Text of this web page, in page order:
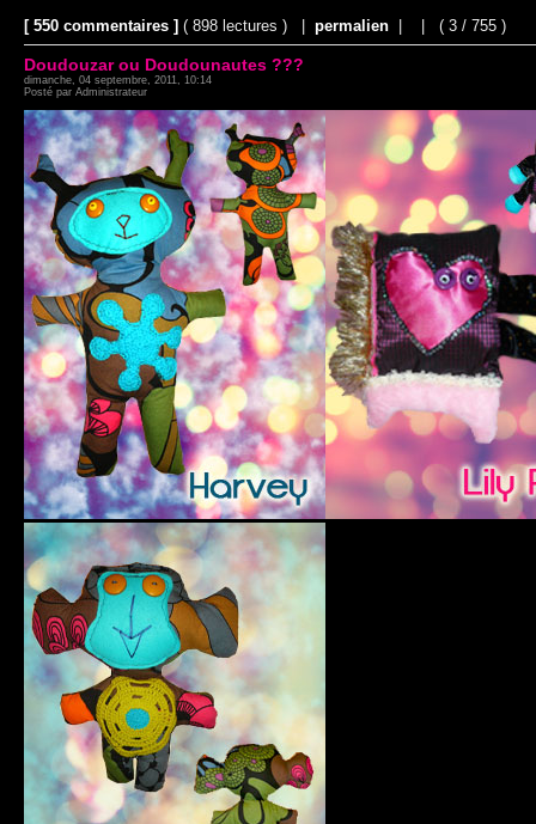
[ 550 commentaires ] ( 898 lectures ) | permalien ( 3 / 755 )
Doudouzar ou Doudounautes ???
dimanche, 04 septembre, 2011, 10:14
Posté par Administrateur